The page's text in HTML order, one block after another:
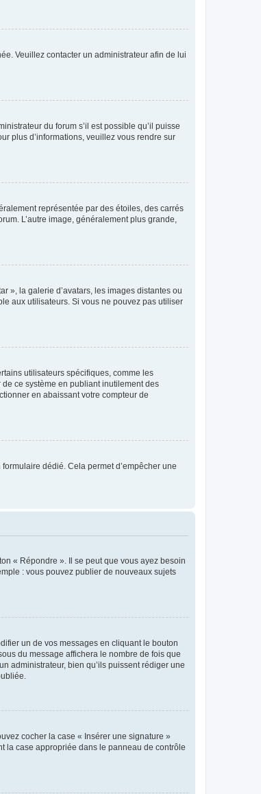
Veuillez contacter un administrateur afin de lui
du forum s’il est possible qu’il puisse
plus d’informations, veuillez vous rendre sur
représentée par des étoiles, des carrés
L’autre image, généralement plus grande,
», la galerie d’avatars, les images distantes ou
aux utilisateurs. Si vous ne pouvez pas utiliser
utilisateurs spécifiques, comme les
ce système en publiant inutilement des
en abaissant votre compteur de
dédié. Cela permet d’empêcher une
« Répondre ». Il se peut que vous ayez besoin
: vous pouvez publier de nouveaux sujets
un de vos messages en cliquant le bouton
du message affichera le nombre de fois que
administrateur, bien qu’ils puissent rédiger une
cocher la case « Insérer une signature »
la case appropriée dans le panneau de contrôle